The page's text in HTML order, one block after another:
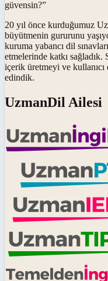
güvensin?”
20 yıl önce kurduğumuz
büyütmenin gururunu
kuruma yabancı dil
etmelerinde katkı
içerik üretmeyi ve
edindik.
UzmanDil Ailesi